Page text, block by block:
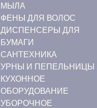
МЫЛА
ФЕНЫ ДЛЯ ВОЛОС
ДИСПЕНСЕРЫ ДЛЯ
БУМАГИ
CАНТЕХНИКА
УРНЫ И ПЕПЕЛЬНИЦЫ
КУХОННОЕ
ОБОРУДОВАНИЕ
УБОРОЧНОЕ